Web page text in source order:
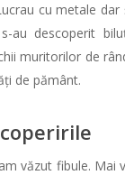
cu metale dar
au descoperit
muritorilor de
de pământ.
văzut fibule. Mai